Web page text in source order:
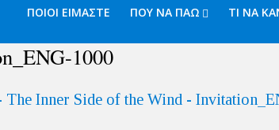
ΠΟΙΟΙ ΕΙΜΑΣΤΕ ΠΟΥ ΝΑ ΠΑΩ ΤΙ ΝΑ
1000